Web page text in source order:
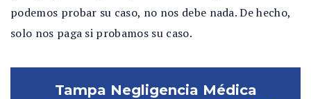
podemos probar su caso, no nos debe nada. De hecho,
solo nos paga si probamos su caso.
Tampa Negligencia Médica